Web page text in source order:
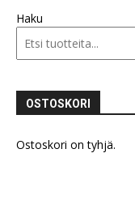
Haku
OSTOSKORI
Ostoskori on tyhjä.